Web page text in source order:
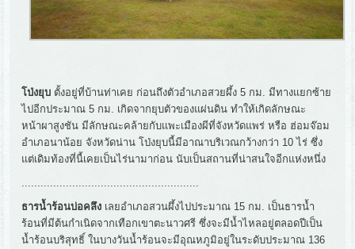
โป่งยุบ ตั้งอยู่ที่บ้านท่าเคย ก่อนถึงตัวอำเภอสวยผึ้ง 5 กม. มีทางแยกซ้าย
ไปอีกประมาณ 5 กม. เกิดจากยุบตัวของแผ่นดิน ทำให้เกิดลักษณะ
หน้าผาสูงชัน มีลักษณะคล้ายกับแพะเมืองผีที่จังหวัดแพร่ หรือ ฮ่อมจ๊อม
อำเภอนาน้อย จังหวัดน่าน โป่งยุบนี้มีอาณาบริเวณกว้างกว่า 10 ไร่ ซึ่ง
แต่เดิมท้องที่นี้เคยเป็นไร่นามาก่อน นับเป็นสถานที่น่าสนใจอีกแห่งหนึ่ง
ธารน้ำร้อนบ่อคลึง เลยอำเภอสวนผึ้งไปประมาณ 15 กม. เป็นธารน้ำ
ร้อนที่มีต้นกำเนิดจากเทือกเขาตะนาวศรี ซึ่งจะมีน้ำไหลอยู่ตลอดปีเป็น
น้ำร้อนบริสุทธิ์ ในบางวันน้ำร้อนจะมีอุณหภูมิอยู่ในระดับประมาณ 136